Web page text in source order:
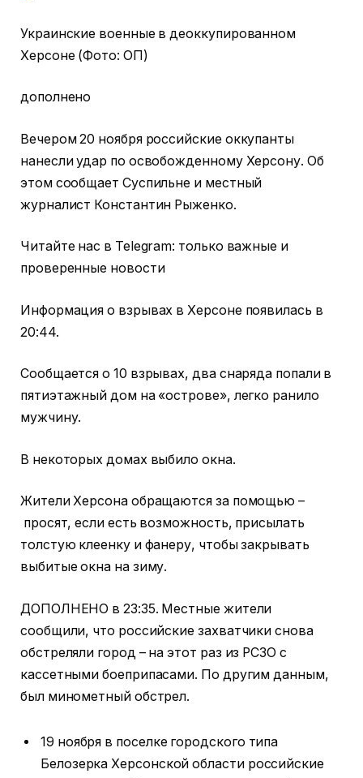
Украинские военные в деоккупированном
Херсоне (Фото: ОП)
дополнено
Вечером 20 ноября российские оккупанты
нанесли удар по освобожденному Херсону. Об
этом сообщает Суспильне и местный
журналист Константин Рыженко.
Читайте нас в Telegram: только важные и
проверенные новости
Информация о взрывах в Херсоне появилась в
20:44.
Сообщается о 10 взрывах, два снаряда попали в
пятиэтажный дом на «острове», легко ранило
мужчину.
В некоторых домах выбило окна.
Жители Херсона обращаются за помощью –
просят, если есть возможность, присылать
толстую клеенку и фанеру, чтобы закрывать
выбитые окна на зиму.
ДОПОЛНЕНО в 23:35. Местные жители
сообщили, что российские захватчики снова
обстреляли город – на этот раз из РСЗО с
кассетными боеприпасами. По другим данным,
был минометный обстрел.
19 ноября в поселке городского типа
Белозерка Херсонской области российские